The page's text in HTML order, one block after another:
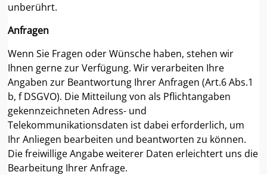
unberührt.
Anfragen
Wenn Sie Fragen oder Wünsche haben, stehen wir
Ihnen gerne zur Verfügung. Wir verarbeiten Ihre
Angaben zur Beantwortung Ihrer Anfragen (Art.6 Abs.1
b, f DSGVO). Die Mitteilung von als Pflichtangaben
gekennzeichneten Adress- und
Telekommunikationsdaten ist dabei erforderlich, um
Ihr Anliegen bearbeiten und beantworten zu können.
Die freiwillige Angabe weiterer Daten erleichtert uns die
Bearbeitung Ihrer Anfrage.